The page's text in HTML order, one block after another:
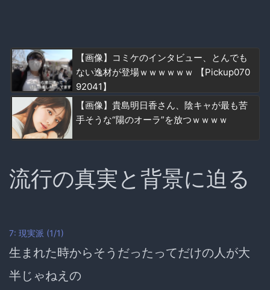
【画像】コミケのインタビュー、とんでも
ない逸材が登場ｗｗｗｗｗｗ 【Pickup070
92041】
【画像】貴島明日香さん、陰キャが最も苦
手そうな“陽のオーラ”を放つｗｗｗｗ
流行の真実と背景に迫る
7: 現実派 (1/1)
生まれた時からそうだったってだけの人が大
半じゃねえの